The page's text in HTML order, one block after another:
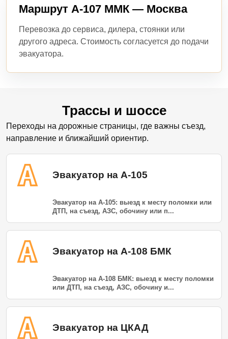
Маршрут А-107 ММК — Москва
Перевозка до сервиса, дилера, стоянки или
другого адреса. Стоимость согласуется до подачи
эвакуатора.
Трассы и шоссе
Переходы на дорожные страницы, где важны съезд,
направление и ближайший ориентир.
Эвакуатор на А-105
Эвакуатор на А-105: выезд к месту поломки или
ДТП, на съезд, АЗС, обочину или п...
Эвакуатор на А-108 БМК
Эвакуатор на А-108 БМК: выезд к месту поломки
или ДТП, на съезд, АЗС, обочину и...
Эвакуатор на ЦКАД